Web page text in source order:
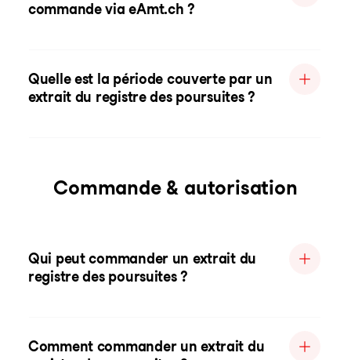
commande via eAmt.ch ?
Quelle est la période couverte par un
extrait du registre des poursuites ?
Commande & autorisation
Qui peut commander un extrait du
registre des poursuites ?
Comment commander un extrait du